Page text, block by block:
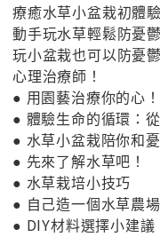
療癒水草小盆栽初體驗
動手玩水草輕鬆防憂鬱
玩小盆栽也可以防憂
心理治療師！
● 用園藝治療你的心！
● 體驗生命的循環：
● 水草小盆栽陪你和
● 先來了解水草吧！
● 水草栽培小技巧
● 自己造一個水草農場
● DIY材料選擇小建議